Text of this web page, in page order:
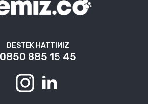
DESTEK HATTIMIZ
0850 885 15 45